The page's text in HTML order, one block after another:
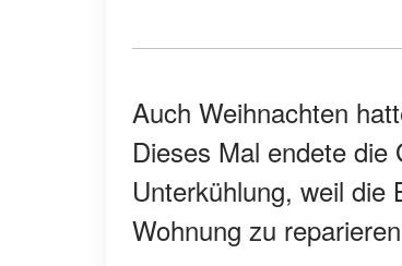
Auch Weihnachten
Dieses Mal endete
Unterkühlung, weil die
Wohnung zu